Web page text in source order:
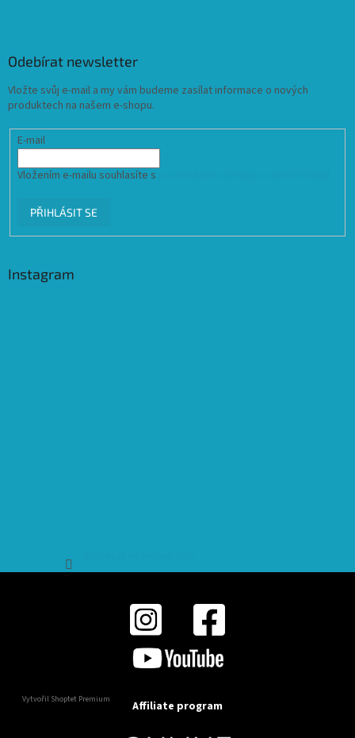
Odebírat newsletter
Vložte svůj e-mail a my vám budeme zasílat informace o nových
produktech na našem e-shopu.
E-mail
Vložením e-mailu souhlasíte s
PŘIHLÁSIT SE
Instagram
Vytvořil Shoptet Premium Affiliate program